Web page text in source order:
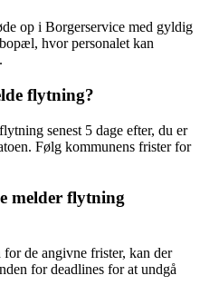
op i Borgerservice med gyldig
hvor personalet kan
flytning?
senest 5 dage efter, du er
Følg kommunens frister for
melder flytning
de angivne frister, kan der
for deadlines for at undgå